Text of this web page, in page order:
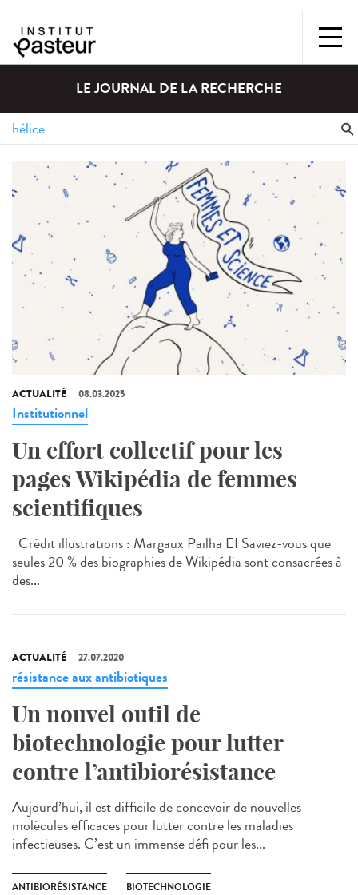
LE JOURNAL DE LA RECHERCHE
ACTUALITÉ 08.03.2025
Institutionnel
Un effort collectif pour les
pages Wikipédia de femmes
scientifiques
Crédit illustrations : Margaux Pailha EI Saviez-vous que
seules 20 % des biographies de Wikipédia sont consacrées à
des...
ACTUALITÉ 27.07.2020
résistance aux antibiotiques
Un nouvel outil de
biotechnologie pour lutter
contre l’antibiorésistance
Aujourd’hui, il est difficile de concevoir de nouvelles
molécules efficaces pour lutter contre les maladies
infectieuses. C’est un immense défi pour les...
ANTIBIORÉSISTANCE BIOTECHNOLOGIE